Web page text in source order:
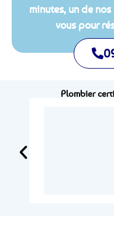
minutes, un de
vous pour
Plombier